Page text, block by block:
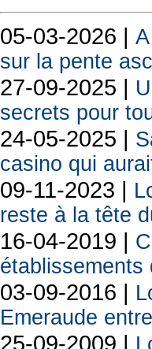
05-03-2026 |
sur la pente
27-09-2025 |
secrets pour
24-05-2025 |
casino qui
09-11-2023 |
reste à la tête
16-04-2019 |
établissements
03-09-2016 |
Emeraude
25-09-2009 |